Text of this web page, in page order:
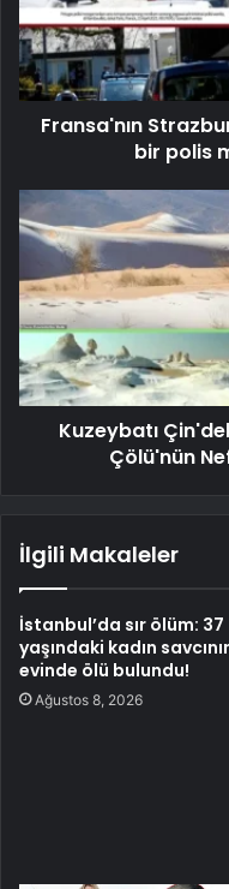
Fransa'nın
bir polis
Kuzeybatı
Çölü'nün
İlgili Makaleler
İstanbul’da sır ölüm: 37
yaşındaki kadın
evinde ölü bulundu!
Ağustos 8, 2026